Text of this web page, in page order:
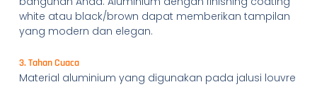
white atau black/brown dapat memberikan tampilan
yang modern dan elegan.
3. Tahan Cuaca
Material aluminium yang digunakan pada jalusi louvre